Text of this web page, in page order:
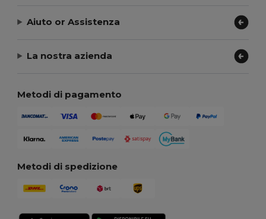
Aiuto or Assistenza
La nostra azienda
Metodi di pagamento
Metodi di spedizione